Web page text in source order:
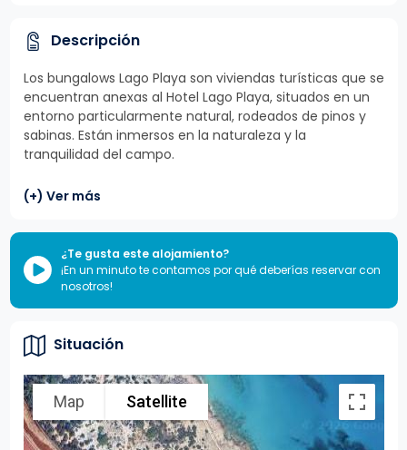
Descripción
Los bungalows Lago Playa son viviendas turísticas que se
encuentran anexas al Hotel Lago Playa, situados en un
entorno particularmente natural, rodeados de pinos y
sabinas. Están inmersos en la naturaleza y la
tranquilidad del campo.
(+) Ver más
¿Te gusta este alojamiento?
¡En un minuto te contamos por qué deberías reservar con
nosotros!
Situación
Map Satellite